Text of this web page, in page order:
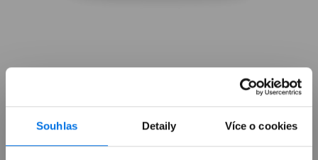
Souhlas Detaily Více o cookies
Již není v prodeji